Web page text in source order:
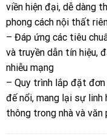
viền hiện đại, dễ dàng
phong cách nội thất
– Đáp ứng các tiêu
và truyền dẫn tín hiệu,
nhiễu mạng
– Quy trình lắp đặt
đế nổi, mang lại sự
thông trong nhà và văn